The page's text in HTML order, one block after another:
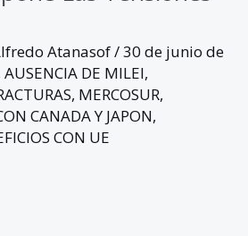
Atanasof/30 de junio de
AUSENCIA DE MILEI,
, MERCOSUR,
CANADA Y JAPON,
CON UE